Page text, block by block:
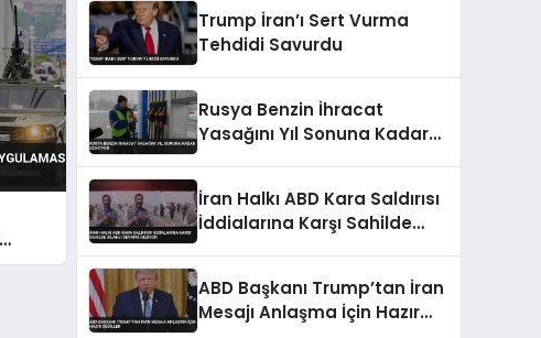
Trump İran’ı Sert Vurma
Tehdidi Savurdu
Rusya Benzin İhracat
Yasağını Yıl Sonuna Kadar
İran Halkı ABD Kara Saldırısı
İddialarına Karşı Sahilde
ABD Başkanı Trump’tan İran
Mesajı Anlaşma İçin Hazır